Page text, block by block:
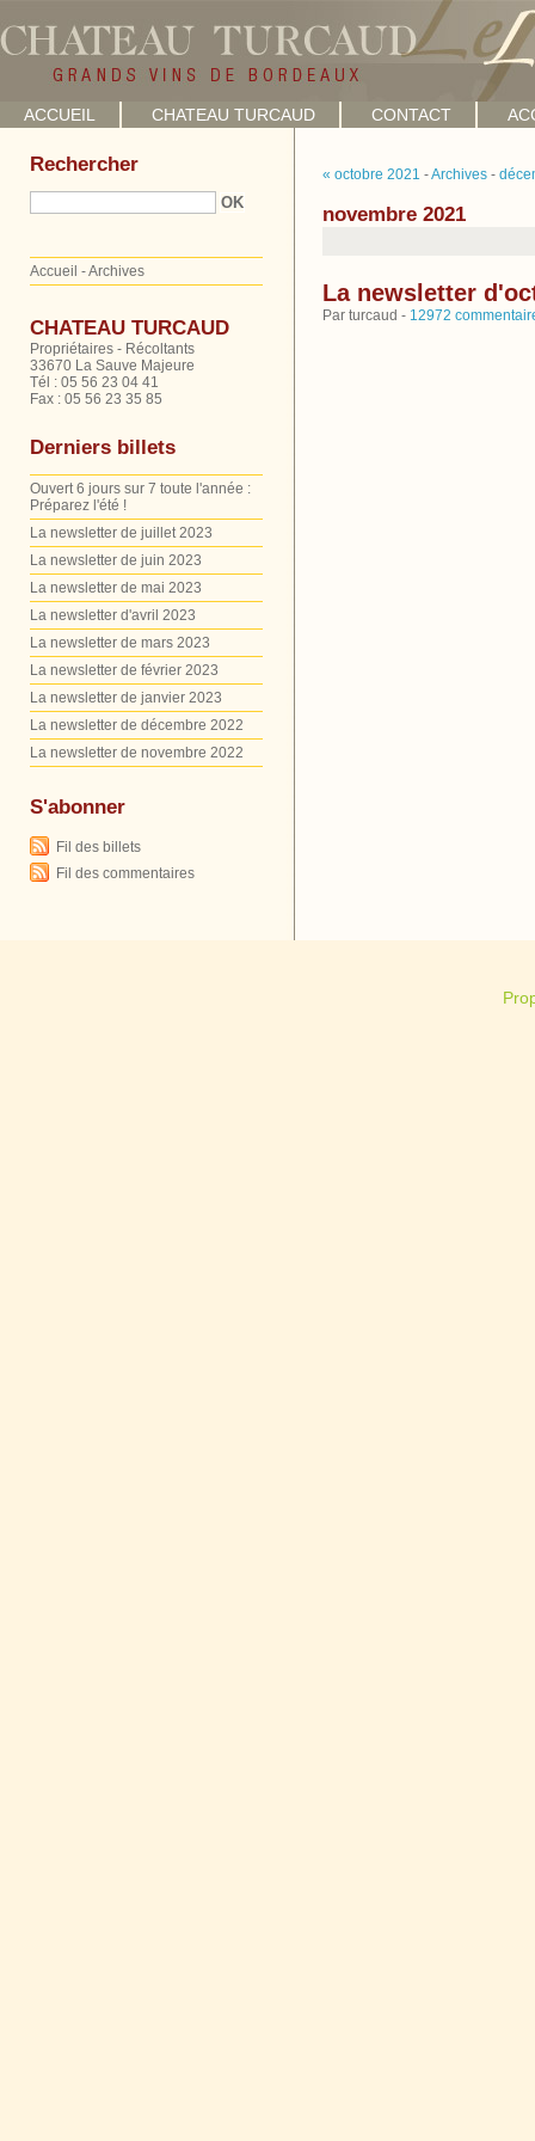
ACCUEIL CHATEAU TURCAUD CONTACT
« octobre 2021 -Archives -
novembre 2021
La newsletter
Par turcaud - 12972
Rechercher
Accueil -Archives
CHATEAU TURCAUD
Propriétaires - Récoltants
33670 La Sauve Majeure
Tél : 05 56 23 04 41
Fax : 05 56 23 35 85
Derniers billets
Ouvert 6 jours sur 7 toute l'année :
Préparez l'été !
La newsletter de juillet 2023
La newsletter de juin 2023
La newsletter de mai 2023
La newsletter d'avril 2023
La newsletter de mars 2023
La newsletter de février 2023
La newsletter de janvier 2023
La newsletter de décembre 2022
La newsletter de novembre 2022
S'abonner
Fil des billets
Fil des commentaires